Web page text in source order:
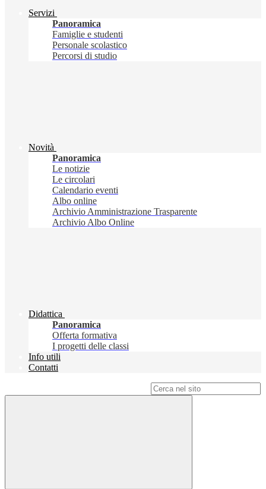
Servizi
Panoramica
Famiglie e studenti
Personale scolastico
Percorsi di studio
Novità
Panoramica
Le notizie
Le circolari
Calendario eventi
Albo online
Archivio Amministrazione Trasparente
Archivio Albo Online
Didattica
Panoramica
Offerta formativa
I progetti delle classi
Info utili
Contatti